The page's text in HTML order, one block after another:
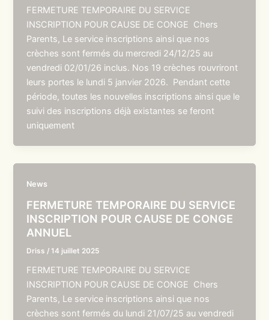
FERMETURE TEMPORAIRE DU SERVICE
INSCRIPTION POUR CAUSE DE CONGE Chers
Parents, Le service inscriptions ainsi que nos
crèches sont fermés du mercredi 24/12/25 au
vendredi 02/01/26 inclus. Nos 19 crèches rouvriront
leurs portes le lundi 5 janvier 2026. Pendant cette
période, toutes les nouvelles inscriptions ainsi que le
suivi des inscriptions déjà existantes se feront
uniquement
News
FERMETURE TEMPORAIRE DU SERVICE
INSCRIPTION POUR CAUSE DE CONGE
ANNUEL
Driss /14 juillet 2025
FERMETURE TEMPORAIRE DU SERVICE
INSCRIPTION POUR CAUSE DE CONGE Chers
Parents, Le service inscriptions ainsi que nos
crèches sont fermés du lundi 21/07/25 au vendredi